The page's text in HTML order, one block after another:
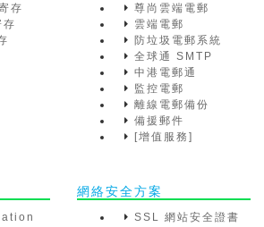
存
尊尚雲端電郵
雲端電郵
防垃圾電郵系統
全球通 SMTP
中港電郵通
監控電郵
離線電郵備份
備援郵件
[增值服務]
網絡安全方案
SSL 網站安全證書